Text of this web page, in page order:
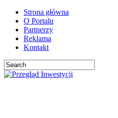
Strona główna
O Portalu
Partnerzy
Reklama
Kontakt